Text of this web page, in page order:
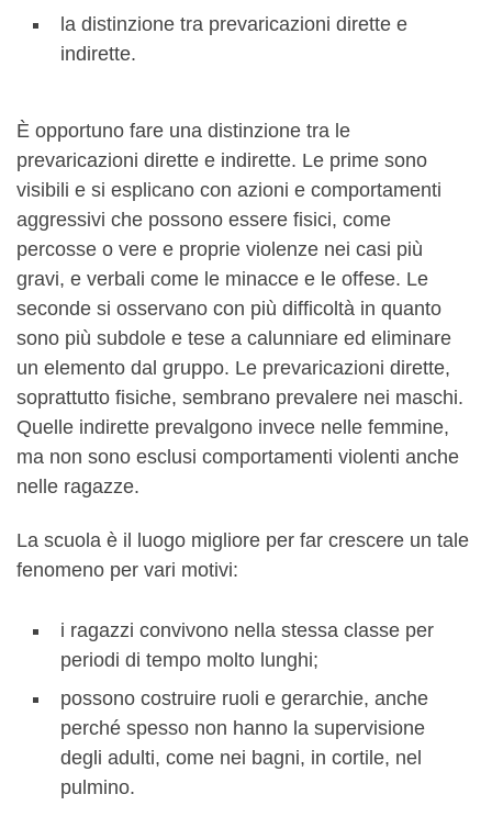
la distinzione tra prevaricazioni dirette e
indirette.
È opportuno fare una distinzione tra le
prevaricazioni dirette e indirette. Le prime sono
visibili e si esplicano con azioni e comportamenti
aggressivi che possono essere fisici, come
percosse o vere e proprie violenze nei casi più
gravi, e verbali come le minacce e le offese. Le
seconde si osservano con più difficoltà in quanto
sono più subdole e tese a calunniare ed eliminare
un elemento dal gruppo. Le prevaricazioni dirette,
soprattutto fisiche, sembrano prevalere nei maschi.
Quelle indirette prevalgono invece nelle femmine,
ma non sono esclusi comportamenti violenti anche
nelle ragazze.
La scuola è il luogo migliore per far crescere un tale
fenomeno per vari motivi:
i ragazzi convivono nella stessa classe per
periodi di tempo molto lunghi;
possono costruire ruoli e gerarchie, anche
perché spesso non hanno la supervisione
degli adulti, come nei bagni, in cortile, nel
pulmino.